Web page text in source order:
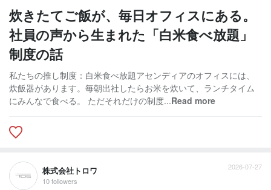
炊きたてご飯が、毎日オフィスにある。
社員の声から生まれた「白米食べ放題」
制度の話
私たちの推し制度：白米食べ放題アセンディアのオフィスには、
炊飯器があります。毎朝出社したらお米を炊いて、ランチタイム
にみんなで食べる。 ただそれだけの制度...Read more
株式会社トロワ
10 followers
2026-07-27